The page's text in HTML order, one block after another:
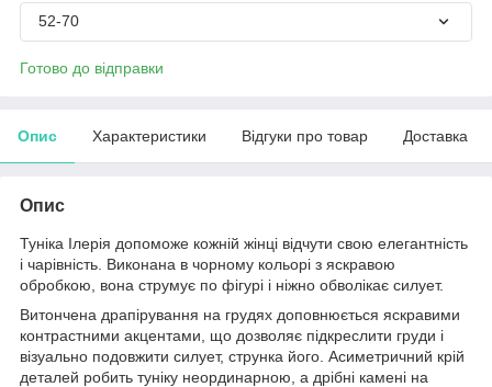
52-70
Готово до відправки
Опис Характеристики Відгуки про товар Доставка
Опис
Туніка Ілерія допоможе кожній жінці відчути свою елегантність
і чарівність. Виконана в чорному кольорі з яскравою
обробкою, вона струмує по фігурі і ніжно обволікає силует.
Витончена драпірування на грудях доповнюється яскравими
контрастними акцентами, що дозволяє підкреслити груди і
візуально подовжити силует, струнка його. Асиметричний крій
деталей робить туніку неординарною, а дрібні камені на